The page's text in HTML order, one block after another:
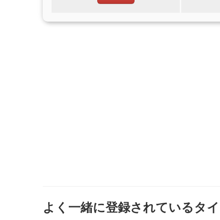
よく一緒に登録されているタ